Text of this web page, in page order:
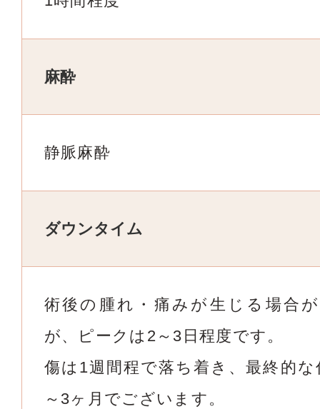
麻酔
静脈麻酔
ダウンタイム
術後の腫れ・痛みが生じる場合
が、ピークは2～3日程度です。
傷は1週間程で落ち着き、最終的
～3ヶ月でございます。